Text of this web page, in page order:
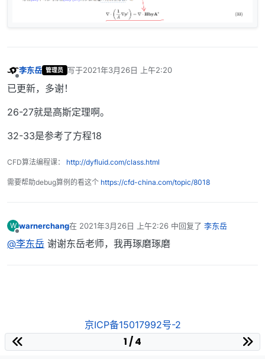
李东岳 管理员 写于2021年3月26日 上午2:20
最后由 编辑
已更新，多谢！
26-27就是高斯定理啊。
32-33是参考了方程18
CFD算法编程课： http://dyfluid.com/class.html
需要帮助debug算例的看这个 https://cfd-china.com/topic/8018
W warnerchang在 2021年3月26日 上午2:26 中回复了 李东岳
最后由 编辑
@李东岳 谢谢东岳老师，我再琢磨琢磨
京ICP备15017992号-2
1 / 4